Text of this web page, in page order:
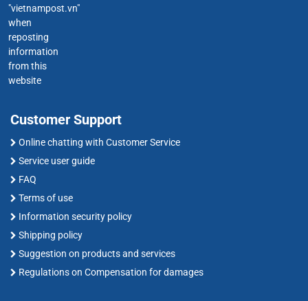
"vietnampost.vn"
when
reposting
information
from this
website
Customer Support
Online chatting with Customer Service
Service user guide
FAQ
Terms of use
Information security policy
Shipping policy
Suggestion on products and services
Regulations on Compensation for damages